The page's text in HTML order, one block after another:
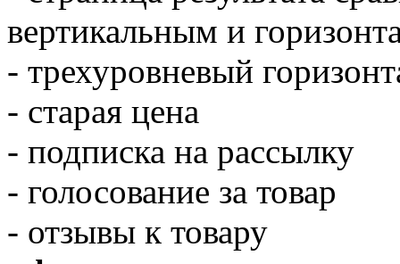
вертикальным и
- трехуровневый
- старая цена
- подписка на рассылку
- голосование за товар
- отзывы к товару